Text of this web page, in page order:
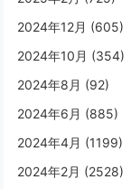
2024年12月 (605)
2024年10月 (354)
2024年8月 (92)
2024年6月 (885)
2024年4月 (1199)
2024年2月 (2528)